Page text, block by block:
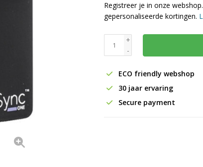
Registreer je in onze
gepersonaliseerde kortingen.
+
-
ECO friendly webshop
30 jaar ervaring
Secure payment